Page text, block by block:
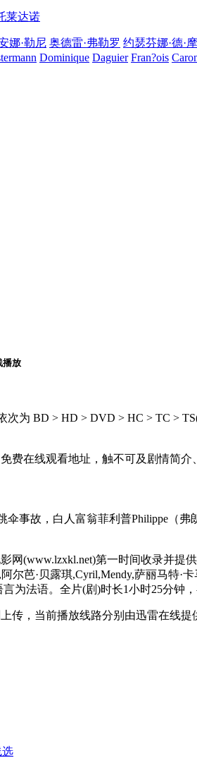
莱达诺
娜·勒尼 奥德雷·弗勒罗 约瑟芬娜·德·摩
Dominique Daguier Fran?ois
播放
次为 BD > HD > DVD > HC > TC >
费在线观看地址，触不可及剧情简
伞事故，白人富翁菲利普Philippe（
网(www.lzxkl.net)第一时间收录并提
尔芭·贝露琪,Cyril,Mendy,萨丽马特·
为法语。全片(剧)时长1小时25分钟
传，当前播放线路分别由迅雷在线
选